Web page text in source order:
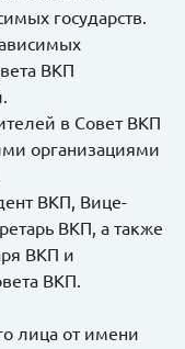
государств.
ВКП
в Совет ВКП
организациями
ВКП, Вице-
ВКП, а также
ВКП и
ВКП.
лица от имени